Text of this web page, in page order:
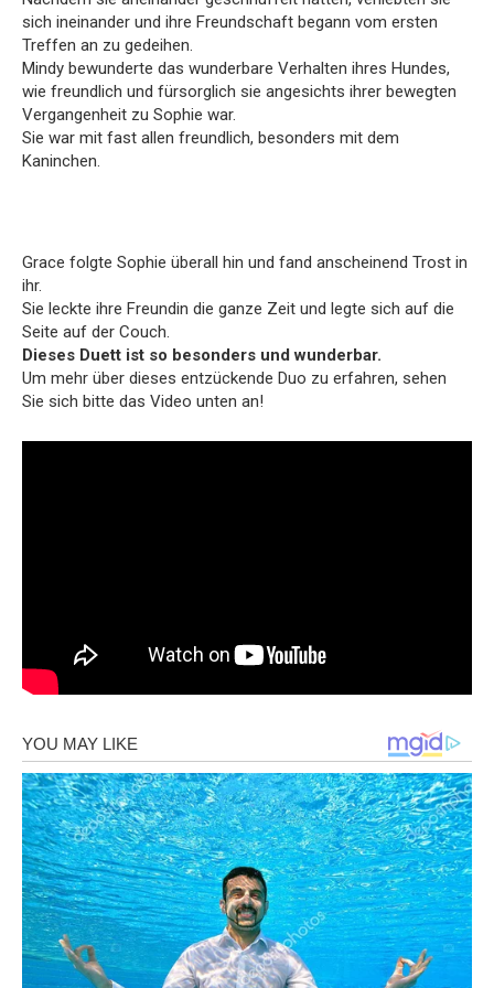
sich ineinander und ihre Freundschaft begann vom ersten
Treffen an zu gedeihen.
Mindy bewunderte das wunderbare Verhalten ihres Hundes,
wie freundlich und fürsorglich sie angesichts ihrer bewegten
Vergangenheit zu Sophie war.
Sie war mit fast allen freundlich, besonders mit dem
Kaninchen.
Grace folgte Sophie überall hin und fand anscheinend Trost in
ihr.
Sie leckte ihre Freundin die ganze Zeit und legte sich auf die
Seite auf der Couch.
Dieses Duett ist so besonders und wunderbar.
Um mehr über dieses entzückende Duo zu erfahren, sehen
Sie sich bitte das Video unten an!